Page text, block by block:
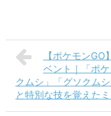
【ポケモン
ベント｜「ポ
クムシ」「グソクム
と特別な技を覚えた